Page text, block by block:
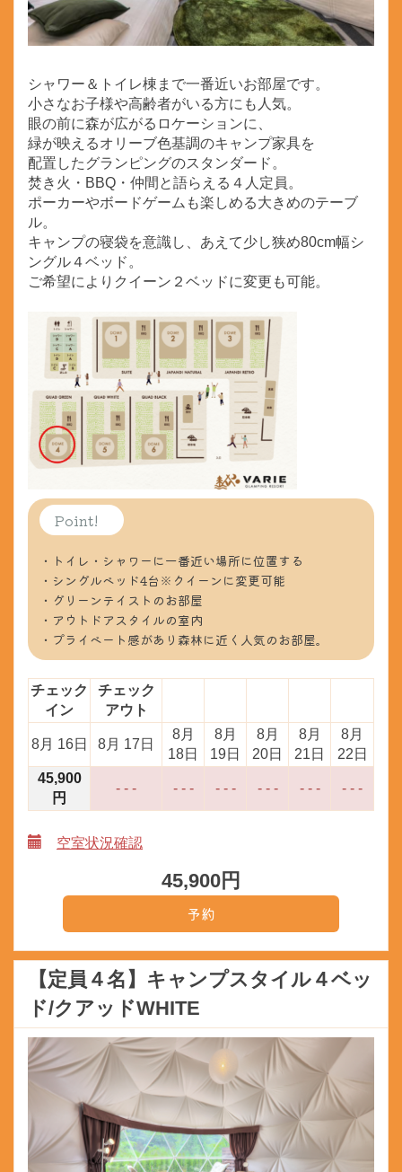
シャワー＆トイレ棟まで一番近いお部屋です。
小さなお子様や高齢者がいる方にも人気。
眼の前に森が広がるロケーションに、
緑が映えるオリーブ色基調のキャンプ家具を
配置したグランピングのスタンダード。
焚き火・BBQ・仲間と語らえる４人定員。
ポーカーやボードゲームも楽しめる大きめのテーブ
ル。
キャンプの寝袋を意識し、あえて少し狭め80cm幅シ
ングル４ベッド。
ご希望によりクイーン２ベッドに変更も可能。
Point!
・トイレ・シャワーに一番近い場所に位置する
・シングルベッド4台※クイーンに変更可能
・グリーンテイストのお部屋
・アウトドアスタイルの室内
・プライベート感があり森林に近く人気のお部屋。
チェック
イン
チェック
アウト
8月 16日 8月 17日
8月
18日
8月
19日
8月
20日
8月
21日
8月
22日
45,900
円
- - - - - - - - - - - - - - - - - -
空室状況確認
45,900円
【定員４名】キャンプスタイル４ベッ
ド/クアッドWHITE